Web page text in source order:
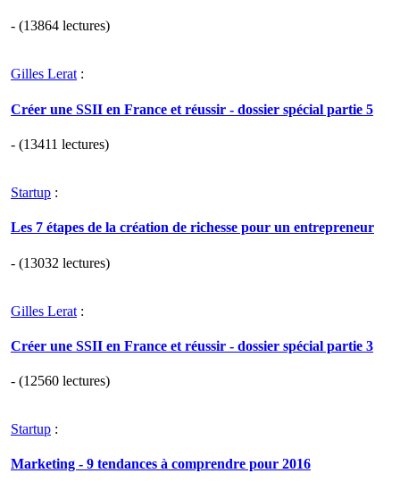
- (13864 lectures)
Gilles Lerat:
Créer une SSII en France et réussir - dossier spécial partie 5
- (13411 lectures)
Startup :
Les 7 étapes de la création de richesse pour un entrepreneur
- (13032 lectures)
Gilles Lerat :
Créer une SSII en France et réussir - dossier spécial partie 3
- (12560 lectures)
Startup :
Marketing - 9 tendances à comprendre pour 2016